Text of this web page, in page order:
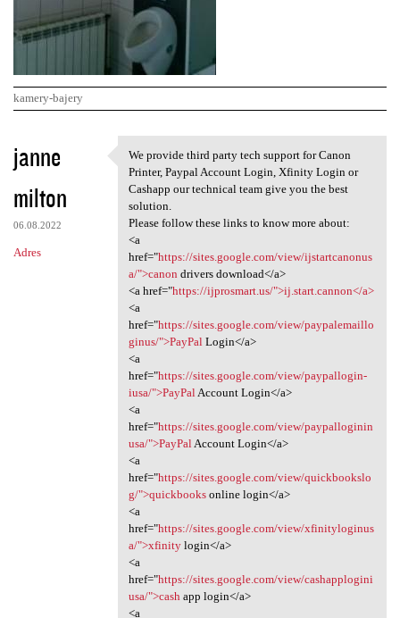
kamery-bajery
K
o
m
e
n
janne
milton
06.08.2022
Adres
We provide third party tech
We provide third party tech support for Canon
Printer, Paypal Account Login, Xfinity Login or
Cashapp our technical team give you the best
solution.
Please follow these links to know more about:
<a
href="https://sites.google.com/view/ijstartcanonus
a/">canon drivers download</a>
<a href="https://ijprosmart.us/">ij.start.cannon</a>
<a
href="https://sites.google.com/view/paypalemaillo
ginus/">PayPal Login</a>
<a
href="https://sites.google.com/view/paypallogin-
iusa/">PayPal Account Login</a>
<a
href="https://sites.google.com/view/paypalloginin
usa/">PayPal Account Login</a>
<a
href="https://sites.google.com/view/quickbookslo
g/">quickbooksonline login</a>
<a
href="https://sites.google.com/view/xfinityloginus
a/">xfinitylogin</a>
<a
href="https://sites.google.com/view/cashapplogini
usa/">cash app login</a>
<a